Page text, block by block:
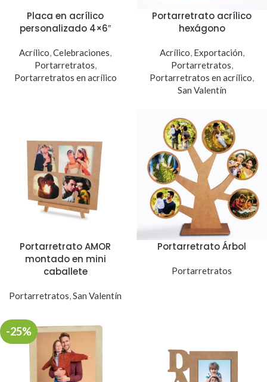
Placa en acrílico
personalizado 4×6″
Acrílico,Celebraciones,
Portarretratos,
Portarretratos en acrílico
Portarretrato acrílico
hexágono
Acrílico, Exportación,
Portarretratos,
Portarretratos en acrílico,
San Valentín
Portarretrato AMOR
montado en mini
caballete
Portarretratos,San Valentín
Portarretrato Árbol
Portarretratos
-25%